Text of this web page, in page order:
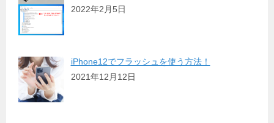
2022年2月5日
iPhone12でフラッシュを使う方法！
2021年12月12日